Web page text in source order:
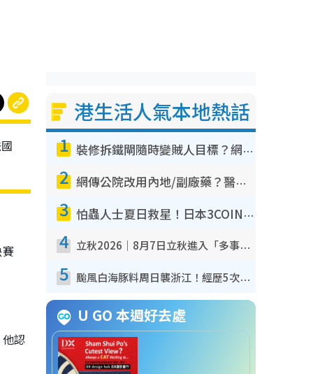
認
港生活人氣本地熱話
1 裝修拆鐵閘隨時變賊人目標？網民揭2大關鍵用途：裝新式等於白裝？附新舊鐵閘分別
2 網傳公院改用內地/副廠藥？醫生拆解正副廠分別 揭4類人換藥隨時出事
3 怕蟲人士夏日救星！日本3COINS爆紅驅蟲神器$45起 1招「全程免觸碰」輕鬆搞定小強
4 立秋2026｜8月7日立秋進入「多事之秋」 3件事唔做得！專家教6招開運 清枱頭／銀包納氣接好運
5 颱風白海豚料周日襲浙江！經歷5次「眼牆置換」極罕見 成登陸內地最長途颱風
U GO 本週好去處